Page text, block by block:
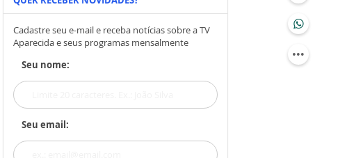
Cadastre seu e-mail e receba notícias sobre a TV
Aparecida e seus programas mensalmente
Seu nome:
Seu email: